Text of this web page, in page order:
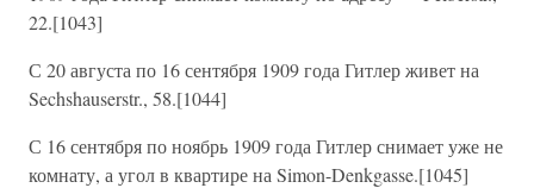
22.[1043]
С 20 августа по 16 сентября 1909 года Гитлер живет на
Sechshauserstr., 58.[1044]
С 16 сентября по ноябрь 1909 года Гитлер снимает уже не
комнату, а угол в квартире на Simon-Denkgasse.[1045]